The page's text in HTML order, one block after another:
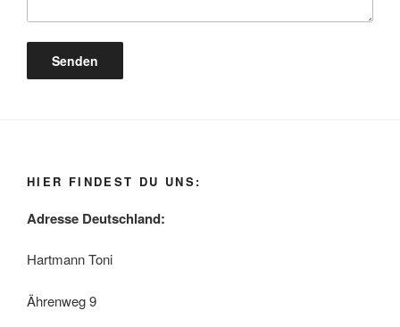
HIER FINDEST DU UNS:
Adresse Deutschland:
Hartmann Toni
Ährenweg 9